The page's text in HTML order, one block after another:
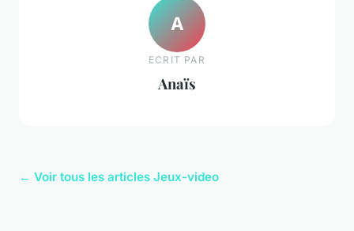
A
ECRIT PAR
Anaïs
← Voir tous les articles Jeux-video